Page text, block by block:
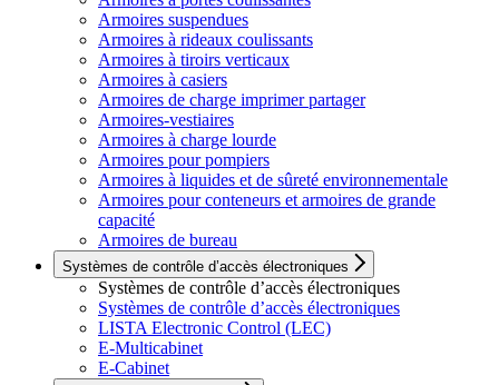
Armoires suspendues
Armoires à rideaux coulissants
Armoires à tiroirs verticaux
Armoires à casiers
Armoires de charge imprimer partager
Armoires-vestiaires
Armoires à charge lourde
Armoires pour pompiers
Armoires à liquides et de sûreté environnementale
Armoires pour conteneurs et armoires de grande
capacité
Armoires de bureau
Systèmes de contrôle d’accès électroniques
Systèmes de contrôle d’accès électroniques
Systèmes de contrôle d’accès électroniques
LISTA Electronic Control (LEC)
E-Multicabinet
E-Cabinet